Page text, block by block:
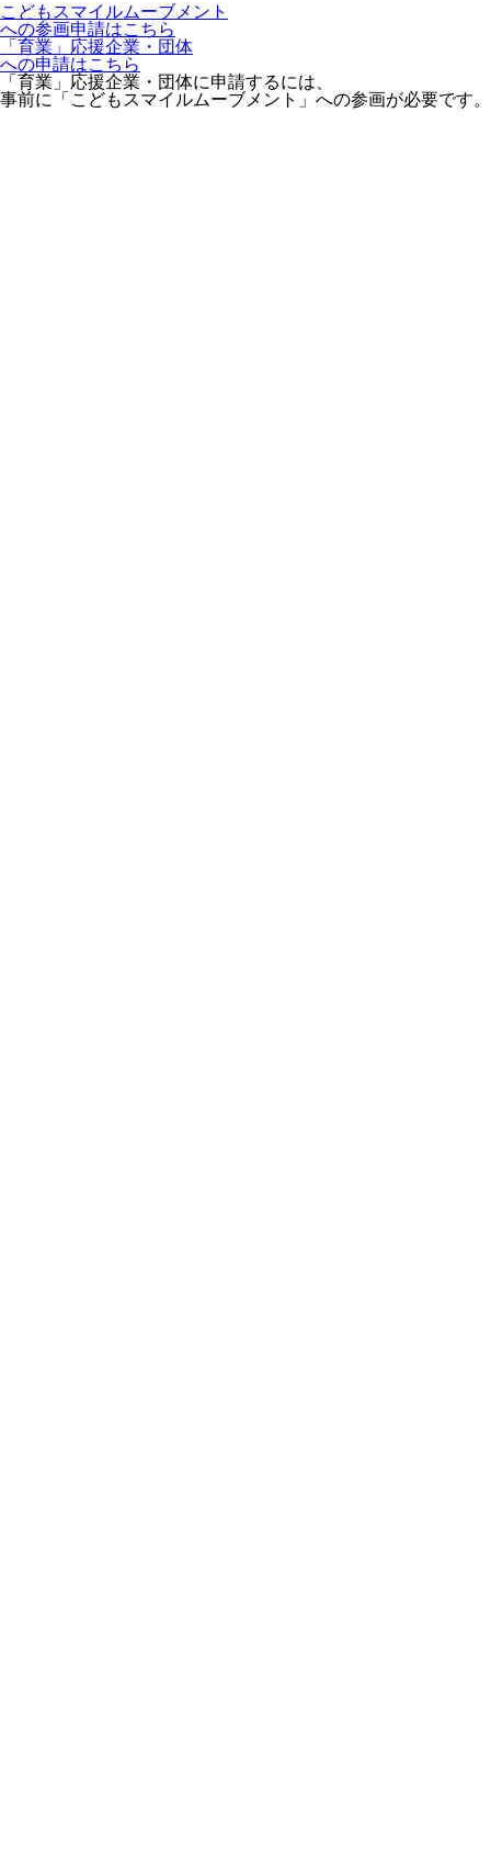
こどもスマイルムーブメント
への参画申請はこちら
「育業」応援企業・団体
への申請はこちら
「育業」応援企業・団体に申請するには、
事前に「こどもスマイルムーブメント」への参画が必要です。